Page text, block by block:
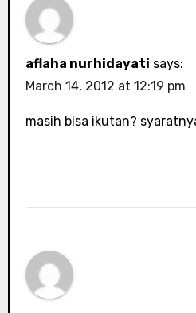
aflaha nurhidayati says:
March 14, 2012 at 12:19 pm
masih bisa ikutan?